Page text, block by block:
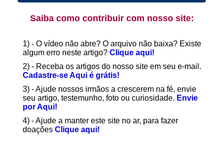
Saiba como contribuir com nosso site:
1) - O vídeo não abre? O arquivo não baixa? Existe
algum erro neste artigo? Clique aqui!
2) - Receba os artigos do nosso site em seu e-mail.
Cadastre-se Aqui é grátis!
3) - Ajude nossos irmãos a crescerem na fé, envie
seu artigo, testemunho, foto ou curiosidade. Envie
por Aqui!
4) - Ajude a manter este site no ar, para fazer
doações Clique aqui!